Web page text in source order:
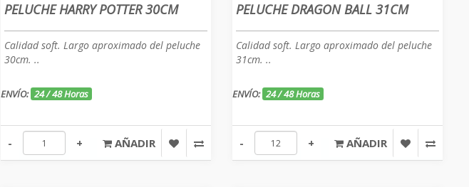
PELUCHE HARRY POTTER 30CM
Calidad soft. Largo aproximado del peluche
30cm. ..
ENVÍO: 24 / 48 Horas
- + AÑADIR
PELUCHE DRAGON BALL 31CM
Calidad soft. Largo aproximado del peluche
31cm. ..
ENVÍO: 24 / 48 Horas
- + AÑADIR